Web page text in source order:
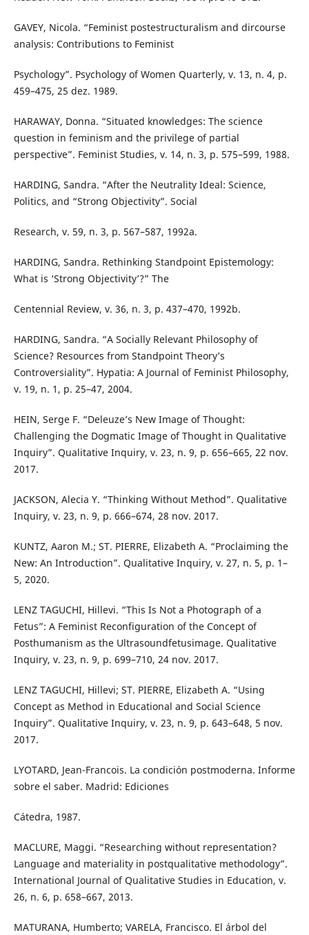
GAVEY, Nicola. “Feminist postestructuralism and dircourse
analysis: Contributions to Feminist
Psychology”. Psychology of Women Quarterly, v. 13, n. 4, p.
459–475, 25 dez. 1989.
HARAWAY, Donna. “Situated knowledges: The science
question in feminism and the privilege of partial
perspective”. Feminist Studies, v. 14, n. 3, p. 575–599, 1988.
HARDING, Sandra. “After the Neutrality Ideal: Science,
Politics, and “Strong Objectivity”. Social
Research, v. 59, n. 3, p. 567–587, 1992a.
HARDING, Sandra. Rethinking Standpoint Epistemology:
What is ‘Strong Objectivity’?” The
Centennial Review, v. 36, n. 3, p. 437–470, 1992b.
HARDING, Sandra. “A Socially Relevant Philosophy of
Science? Resources from Standpoint Theory’s
Controversiality”. Hypatia: A Journal of Feminist Philosophy,
v. 19, n. 1, p. 25–47, 2004.
HEIN, Serge F. “Deleuze’s New Image of Thought:
Challenging the Dogmatic Image of Thought in Qualitative
Inquiry”. Qualitative Inquiry, v. 23, n. 9, p. 656–665, 22 nov.
2017.
JACKSON, Alecia Y. “Thinking Without Method”. Qualitative
Inquiry, v. 23, n. 9, p. 666–674, 28 nov. 2017.
KUNTZ, Aaron M.; ST. PIERRE, Elizabeth A. “Proclaiming the
New: An Introduction”. Qualitative Inquiry, v. 27, n. 5, p. 1–
5, 2020.
LENZ TAGUCHI, Hillevi. “This Is Not a Photograph of a
Fetus”: A Feminist Reconfiguration of the Concept of
Posthumanism as the Ultrasoundfetusimage. Qualitative
Inquiry, v. 23, n. 9, p. 699–710, 24 nov. 2017.
LENZ TAGUCHI, Hillevi; ST. PIERRE, Elizabeth A. “Using
Concept as Method in Educational and Social Science
Inquiry”. Qualitative Inquiry, v. 23, n. 9, p. 643–648, 5 nov.
2017.
LYOTARD, Jean-Francois. La condición postmoderna. Informe
sobre el saber. Madrid: Ediciones
Cátedra, 1987.
MACLURE, Maggi. “Researching without representation?
Language and materiality in postqualitative methodology”.
International Journal of Qualitative Studies in Education, v.
26, n. 6, p. 658–667, 2013.
MATURANA, Humberto; VARELA, Francisco. El árbol del